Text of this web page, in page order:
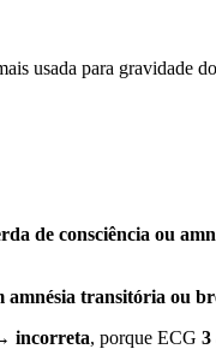
usada para gravidade
de consciência ou
amnésia transitória ou
incorreta, porque ECG 3